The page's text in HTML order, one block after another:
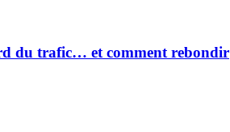
du trafic… et comment rebondir